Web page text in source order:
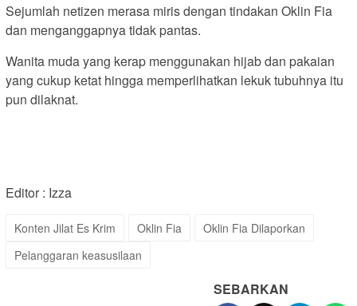
Sejumlah netizen merasa miris dengan tindakan Oklin Fia
dan menganggapnya tidak pantas.
Wanita muda yang kerap menggunakan hijab dan pakaian
yang cukup ketat hingga memperlihatkan lekuk tubuhnya itu
pun dilaknat.
Editor : Izza
Konten Jilat Es Krim Oklin Fia
Oklin Fia Dilaporkan
Pelanggaran keasusilaan
SEBARKAN